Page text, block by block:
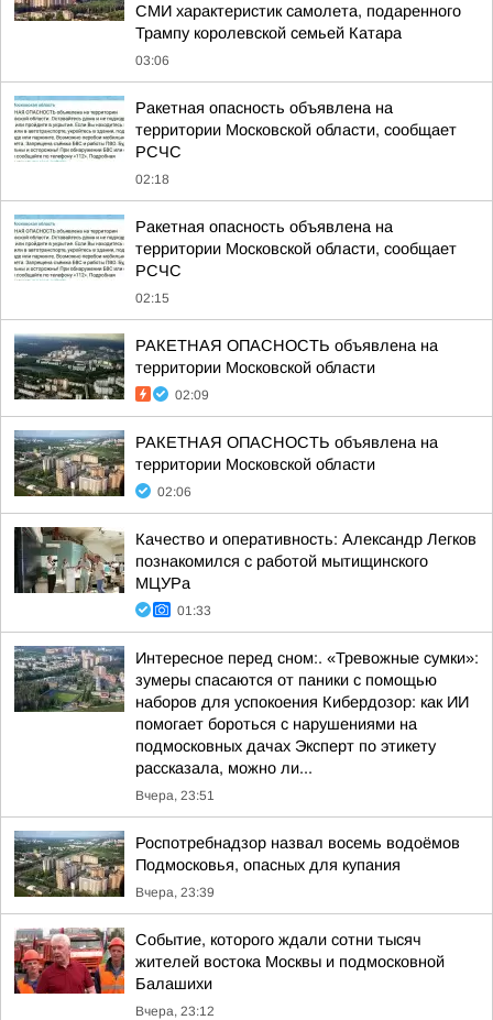
СМИ характеристик самолета, подаренного
Трампу королевской семьей Катара
03:06
Ракетная опасность объявлена на
территории Московской области, сообщает
РСЧС
02:18
Ракетная опасность объявлена на
территории Московской области, сообщает
РСЧС
02:15
РАКЕТНАЯ ОПАСНОСТЬ объявлена на
территории Московской области
02:09
РАКЕТНАЯ ОПАСНОСТЬ объявлена на
территории Московской области
02:06
Качество и оперативность: Александр Легков
познакомился с работой мытищинского
МЦУРа
01:33
Интересное перед сном:. «Тревожные сумки»:
зумеры спасаются от паники с помощью
наборов для успокоения Кибердозор: как ИИ
помогает бороться с нарушениями на
подмосковных дачах Эксперт по этикету
рассказала, можно ли...
Вчера, 23:51
Роспотребнадзор назвал восемь водоёмов
Подмосковья, опасных для купания
Вчера, 23:39
Событие, которого ждали сотни тысяч
жителей востока Москвы и подмосковной
Балашихи
Вчера, 23:12